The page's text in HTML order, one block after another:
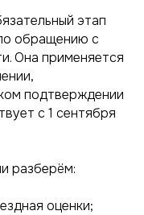
этап
обращению с
Она применяется
подтверждении
с 1 сентября
разберём:
оценки;